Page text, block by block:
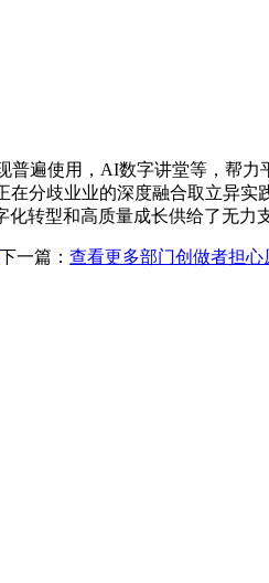
使用，AI数字讲堂等，帮力
分歧业业的深度融合取立异
转型和高质量成长供给了无力
下一篇： 查看更多部门创做者担心